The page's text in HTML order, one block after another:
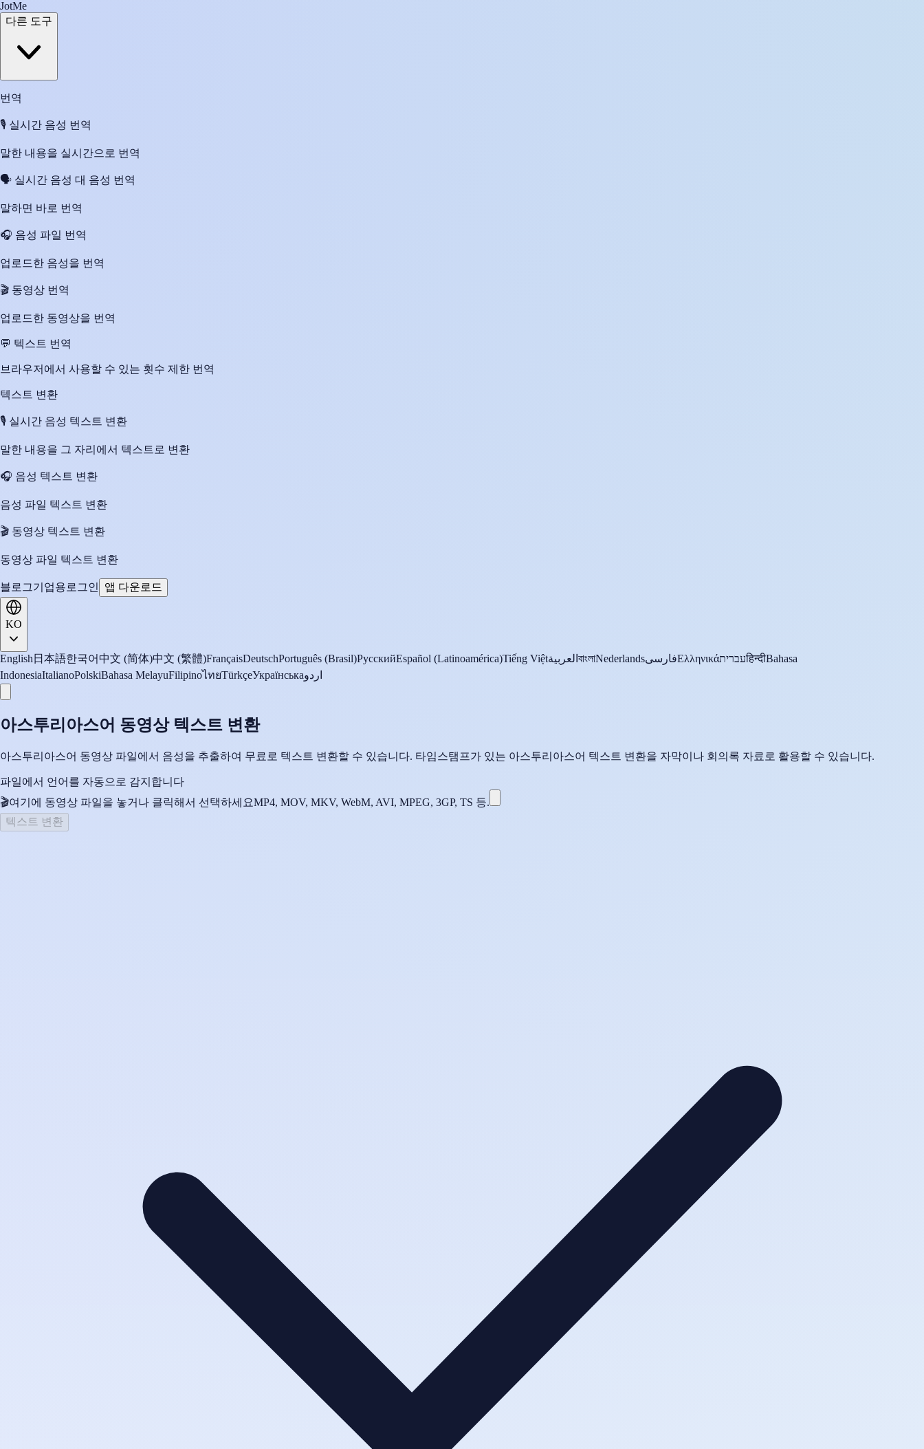
JotMe
다른 도구
번역
🎙️ 실시간 음성 번역
말한 내용을 실시간으로 번역
🗣️ 실시간 음성 대 음성 번역
말하면 바로 번역
🎧 음성 파일 번역
업로드한 음성을 번역
🎬 동영상 번역
업로드한 동영상을 번역
💬 텍스트 번역
브라우저에서 사용할 수 있는 횟수 제한 번역
텍스트 변환
🎙️ 실시간 음성 텍스트 변환
말한 내용을 그 자리에서 텍스트로 변환
🎧 음성 텍스트 변환
음성 파일 텍스트 변환
🎬 동영상 텍스트 변환
동영상 파일 텍스트 변환
블로그기업용 로그인 앱 다운로드
KO
English 日本語한국어中文 (简体)中文 (繁體)FrançaisDeutschPortuguês (Brasil)РусскийEspañol (Latinoamérica)Tiếng Việtالعربية বাংলাNederlandsفارسیΕλληνικάעבריתहिन्दीBahasa
IndonesiaItalianoPolskiBahasa MelayuFilipinoไทยTürkçeУкраїнськаاردو
아스투리아스어 동영상 텍스트 변환
아스투리아스어 동영상 파일에서 음성을 추출하여 무료로 텍스트 변환할 수 있습니다. 타임스탬프가 있는 아스투리아스어 텍스트 변환을 자막이나 회의록 자료로 활용할 수 있습니다.
파일에서 언어를 자동으로 감지합니다
🎬여기에 동영상 파일을 놓거나 클릭해서 선택하세요MP4, MOV, MKV, WebM, AVI, MPEG, 3GP, TS 등.
텍스트 변환